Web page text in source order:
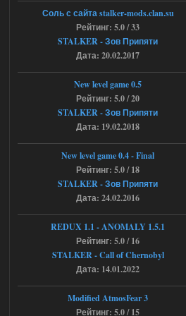
Объединенный Пак 2 + OGSR +
STCoP WP 3.4
andreyforest1993
https://rutube.ru/video/50be34
6a53045b746b6f2d80812029a
3/?r=plemwd
Ответить ➤
04.08.2026
STCoP WP 3.4
Объединенный Пак 2 + OGSR +
STCoP WP 3.4
andreyforest1993
Соль с сайта stalker-mods.clan.su
Рейтинг: 5.0 / 33
STALKER - Зов Припяти
Дата: 20.02.2017
New level game 0.5
Рейтинг: 5.0 / 20
STALKER - Зов Припяти
Дата: 19.02.2018
New level game 0.4 - Final
Рейтинг: 5.0 / 18
STALKER - Зов Припяти
Дата: 24.02.2016
REDUX 1.1​​​​​​​ - ANOMALY 1.5.1
Рейтинг: 5.0 / 16
STALKER - Call of Chernobyl
Дата: 14.01.2022
Modified AtmosFear 3
Рейтинг: 5.0 / 15